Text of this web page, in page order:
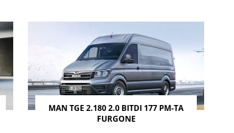
MAN TGE 2.180 2.0 BITDI 177 PM-TA
FURGONE